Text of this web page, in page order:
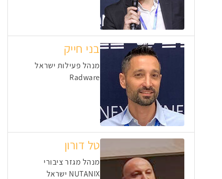
בני חייק
מנהל פעילות ישראל
Radware
טל דורון
מנהל מגזר ציבורי
NUTANIX ישראל